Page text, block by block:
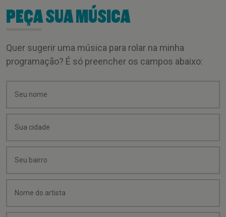
PEÇA SUA MÚSICA
Quer sugerir uma música para rolar na minha
programação? É só preencher os campos abaixo: